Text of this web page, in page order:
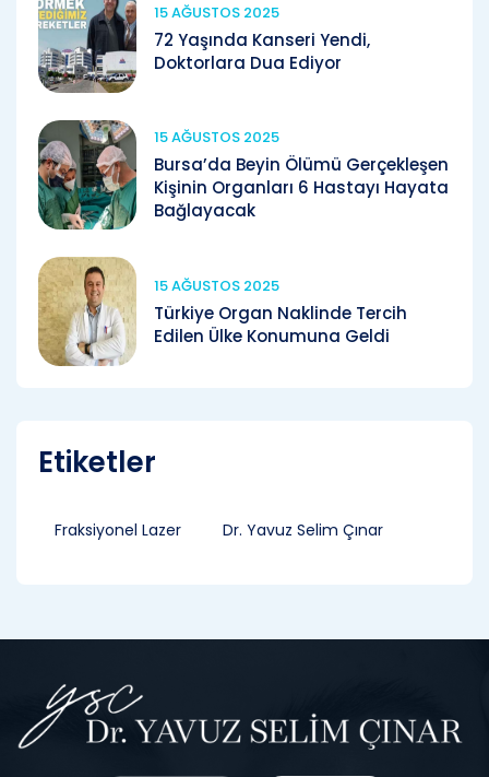
15 AĞUSTOS 2025
72 Yaşında Kanseri Yendi,
Doktorlara Dua Ediyor
15 AĞUSTOS 2025
Bursa’da Beyin Ölümü Gerçekleşen
Kişinin Organları 6 Hastayı Hayata
Bağlayacak
15 AĞUSTOS 2025
Türkiye Organ Naklinde Tercih
Edilen Ülke Konumuna Geldi
Etiketler
Fraksiyonel Lazer Dr. Yavuz Selim Çınar